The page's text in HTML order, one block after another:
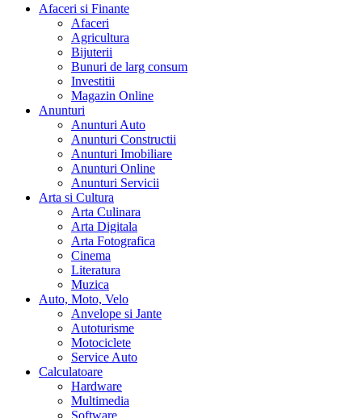
Afaceri si Finante
Afaceri
Agricultura
Bijuterii
Bunuri de larg consum
Investitii
Magazin Online
Anunturi
Anunturi Auto
Anunturi Constructii
Anunturi Imobiliare
Anunturi Online
Anunturi Servicii
Arta si Cultura
Arta Culinara
Arta Digitala
Arta Fotografica
Cinema
Literatura
Muzica
Auto, Moto, Velo
Anvelope si Jante
Autoturisme
Motociclete
Service Auto
Calculatoare
Hardware
Multimedia
Software